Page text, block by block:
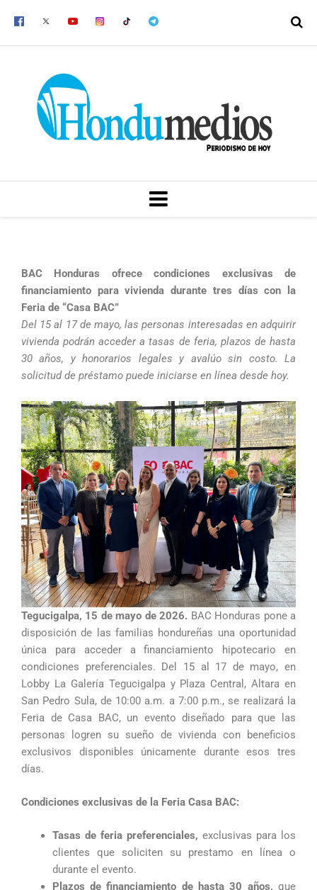
MENU
BAC Honduras ofrece condiciones exclusivas de
financiamiento para vivienda durante tres días con la
Feria de “Casa BAC”
Del 15 al 17 de mayo, las personas interesadas en adquirir
vivienda podrán acceder a tasas de feria, plazos de hasta
30 años, y honorarios legales y avalúo sin costo. La
solicitud de préstamo puede iniciarse en línea desde hoy.
Tegucigalpa, 15 de mayo de 2026. BAC Honduras pone a
disposición de las familias hondureñas una oportunidad
única para acceder a financiamiento hipotecario en
condiciones preferenciales. Del 15 al 17 de mayo, en
Lobby La Galería Tegucigalpa y Plaza Central, Altara en
San Pedro Sula, de 10:00 a.m. a 7:00 p.m., se realizará la
Feria de Casa BAC, un evento diseñado para que las
personas logren su sueño de vivienda con beneficios
exclusivos disponibles únicamente durante esos tres
días.
Condiciones exclusivas de la Feria Casa BAC:
Tasas de feria preferenciales, exclusivas para los
clientes que soliciten su prestamo en línea o
durante el evento.
Plazos de financiamiento de hasta 30 años, que